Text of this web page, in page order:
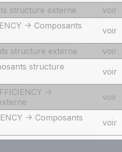
structure externe
voir
-> Composants
voir
structure externe
voir
structure
voir
->
voir
-> Composants
voir